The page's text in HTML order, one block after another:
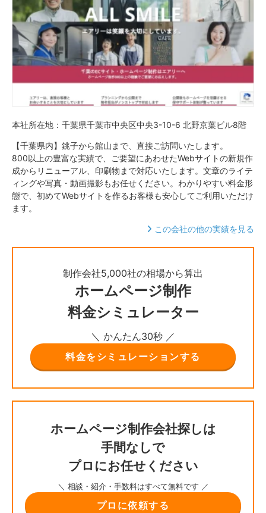
本社所在地：千葉県千葉市中央区中央3-10-6 北野京葉ビル8階
【千葉県内】銚子から館山まで、直接ご訪問いたします。
800以上の豊富な実績で、ご要望にあわせたWebサイトの新規作
成からリニューアル、印刷物まで対応いたします。文章のライテ
ィングや写真・動画撮影もお任せください。わかりやすい料金形
態で、初めてWebサイトを作るお客様も安心してご利用いただけ
ます。
この会社の他の実績を見る
制作会社5,000社の相場から算出
ホームページ制作
料金シミュレーター
＼ かんたん30秒 ／
料金をシミュレーションする
ホームページ制作会社探しは
手間なしで
プロにお任せください
＼ 相談・紹介・手数料はすべて無料です ／
プロに依頼する